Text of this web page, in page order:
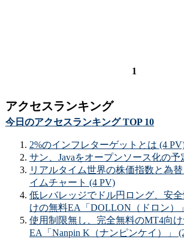
1
アクセスランキング
今日のアクセスランキング TOP 10
2%のインフレターゲットとは (4
サン、Javaをオープンソース化の予
リアルタイム世界の株価指数と為
イムチャート (4 PV)
低レバレッジでドル円ロング、安
けの無料EA「DOLLON（ドロン）
使用制限無し、完全無料のMT4向
EA「Nanpin K（ナンピンケイ）」